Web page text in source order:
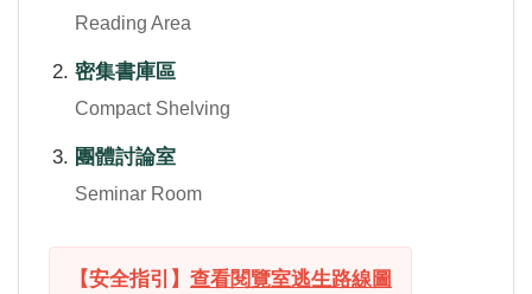
Reading Area
密集書庫區
Compact Shelving
團體討論室
Seminar Room
【安全指引】 查看閱覽室逃生路線圖